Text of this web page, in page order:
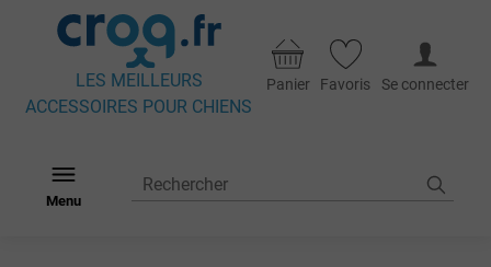
LES MEILLEURS
ACCESSOIRES POUR CHIENS
Panier Favoris Se connecter
Menu